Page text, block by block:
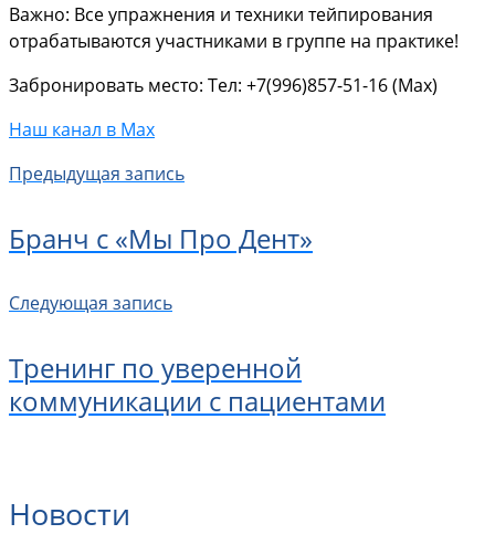
Важно: Все упражнения и техники тейпирования
отрабатываются участниками в группе на практике!
Забронировать место: Тел: +7(996)857-51-16 (Max)
Наш канал в Max
Предыдущая запись
Бранч с «Мы Про Дент»
Следующая запись
Тренинг по уверенной
коммуникации с пациентами
Новости